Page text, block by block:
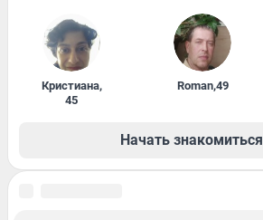
Кристиана,
45
Roman,49
Начать знакомиться